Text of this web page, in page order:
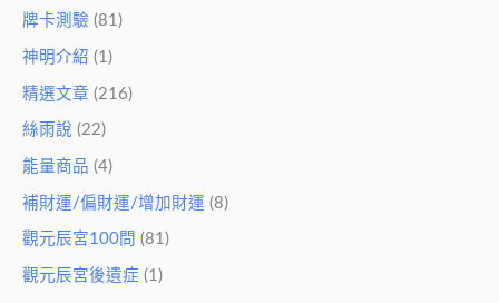
牌卡測驗 (81)
神明介紹 (1)
精選文章 (216)
絲雨說 (22)
能量商品 (4)
補財運/偏財運/增加財運 (8)
觀元辰宮100問 (81)
觀元辰宮後遺症 (1)